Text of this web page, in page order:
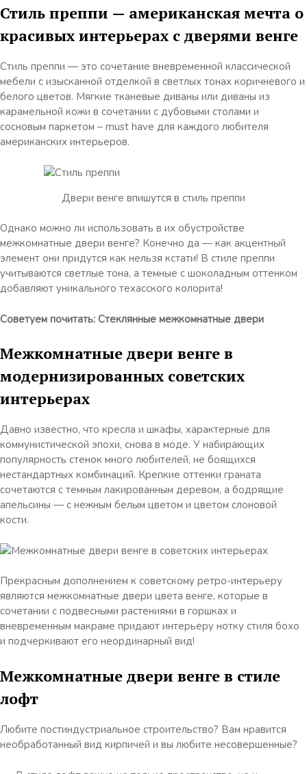
Стиль преппи — американская мечта о
красивых интерьерах с дверями венге
Стиль преппи — это сочетание вневременной классической
мебели с изысканной отделкой в ​​светлых тонах коричневого и
белого цветов. Мягкие тканевые диваны или диваны из
карамельной кожи в сочетании с дубовыми столами и
сосновым паркетом – must have для каждого любителя
американских интерьеров.
Двери венге впишутся в стиль преппи
Однако можно ли использовать в их обустройстве
межкомнатные двери венге? Конечно да — как акцентный
элемент они придутся как нельзя кстати! В стиле преппи
учитываются светлые тона, а темные с шоколадным оттенком
добавляют уникального техасского колорита!
Советуем почитать: Стеклянные межкомнатные двери
Межкомнатные двери венге в
модернизированных советских
интерьерах
Давно известно, что кресла и шкафы, характерные для
коммунистической эпохи, снова в моде. У набирающих
популярность стенок много любителей, не боящихся
нестандартных комбинаций. Крепкие оттенки граната
сочетаются с темным лакированным деревом, а бодрящие
апельсины — с нежным белым цветом и цветом слоновой
кости.
Прекрасным дополнением к советскому ретро-интерьеру
являются межкомнатные двери цвета венге, которые в
сочетании с подвесными растениями в горшках и
вневременным макраме придают интерьеру нотку стиля бохо
и подчеркивают его неординарный вид!
Межкомнатные двери венге в стиле
лофт
Любите постиндустриальное строительство? Вам нравится
необработанный вид кирпичей и вы любите несовершенные?